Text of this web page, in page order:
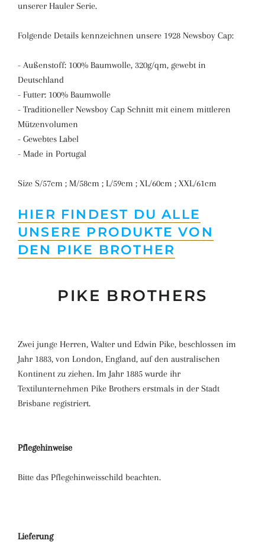
unserer Hauler Serie.
Folgende Details kennzeichnen unsere 1928 Newsboy Cap:
- Außenstoff: 100% Baumwolle, 320g/qm, gewebt in
Deutschland
- Futter: 100% Baumwolle
- Traditioneller Newsboy Cap Schnitt mit einem mittleren
Mützenvolumen
- Gewebtes Label
- Made in Portugal
Size S/57cm ; M/58cm ; L/59cm ; XL/60cm ; XXL/61cm
HIER FINDEST DU ALLE
UNSERE PRODUKTE VON
DEN PIKE BROTHER
PIKE BROTHERS
Zwei junge Herren, Walter und Edwin Pike, beschlossen im
Jahr 1883, von London, England, auf den australischen
Kontinent zu ziehen. Im Jahr 1885 wurde ihr
Textilunternehmen Pike Brothers erstmals in der Stadt
Brisbane registriert.
Pflegehinweise
Bitte das Pflegehinweisschild beachten.
Lieferung